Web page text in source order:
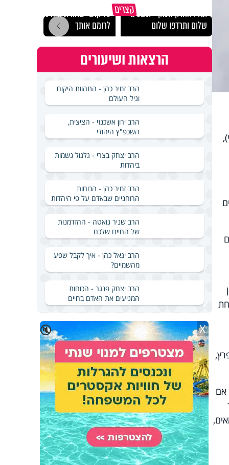
אם
קצריםתהיו אהרון הכהן - תשכינו
שלום ותרדפו שלום
כל קושי שחווית היה ניסיון
לרומם אותך
הרצאות ושיעורים
הרב זמיר כהן - התהוות היקום
וגיל העולם
הרב ירון אשכנזי - הציצית,
השכפ"ץ היהודי
הרב יצחק בצרי - גלגול נשמות
ביהדות
הרב זמיר כהן - הכוחות
הרוחניים שבאדם על פי היהדות
הרב שניר גואטה - ההזדמנות
של החיים שלכם
הרב יגאל כהן - איך לקבל שפע
מהשמיים?
הרב יצחק פנגר - הכוחות
המניעים את האדם בחיים
🔇 X